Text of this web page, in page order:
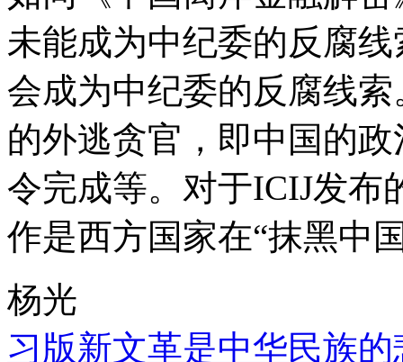
未能成为中纪委的反腐
会成为中纪委的反腐线
的外逃贪官，即中国的
令完成等。对于ICIJ发布
作是西方国家在“抹黑中
杨光
习版新文革是中华民族的